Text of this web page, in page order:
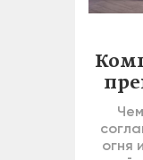
огня